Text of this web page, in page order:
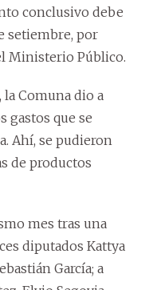
conclusivo debe
setiembre, por
Ministerio Público.
la Comuna dio a
gastos que se
Ahí, se pudieron
de productos
mes tras una
diputados Kattya
García; a